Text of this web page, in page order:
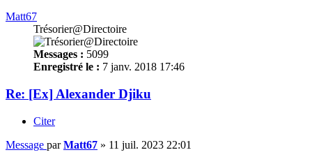
Matt67
Trésorier@Directoire
Messages : 5099
Enregistré le : 7 janv. 2018 17:46
Re: [Ex] Alexander Djiku
Citer
Message parMatt67 » 11 juil. 2023 22:01